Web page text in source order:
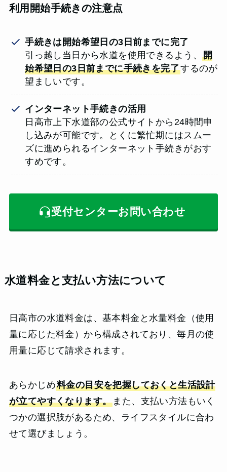
利用開始手続きの注意点
手続きは開始希望日の3日前までに完了
引っ越し当日から水道を使用できるよう、 開
始希望日の3日前までに手続きを完了するのが
望ましいです。
インターネット手続きの活用
日高市上下水道部の公式サイトから24時間申
し込みが可能です。とくに繁忙期にはスムー
ズに進められるインターネット手続きがおす
すめです。
受付センターお問い合わせ
水道料金と支払い方法について
日高市の水道料金は、基本料金と水量料金（使用
量に応じた料金）から構成されており、毎月の使
用量に応じて請求されます。
あらかじめ料金の目安を把握しておくと生活設計
が立てやすくなります。 また、支払い方法もいく
つかの選択肢があるため、ライフスタイルに合わ
せて選びましょう。